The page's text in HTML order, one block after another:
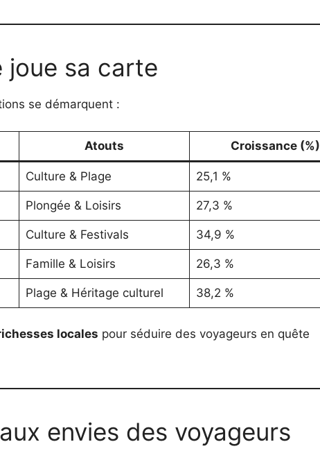
joue sa carte
se démarquent :
Atouts Croissance (%)
Culture & Plage 25,1 %
Plongée & Loisirs 27,3 %
Culture & Festivals 34,9 %
Famille & Loisirs 26,3 %
Plage & Héritage culturel 38,2 %
locales pour séduire des voyageurs en quête
envies des voyageurs